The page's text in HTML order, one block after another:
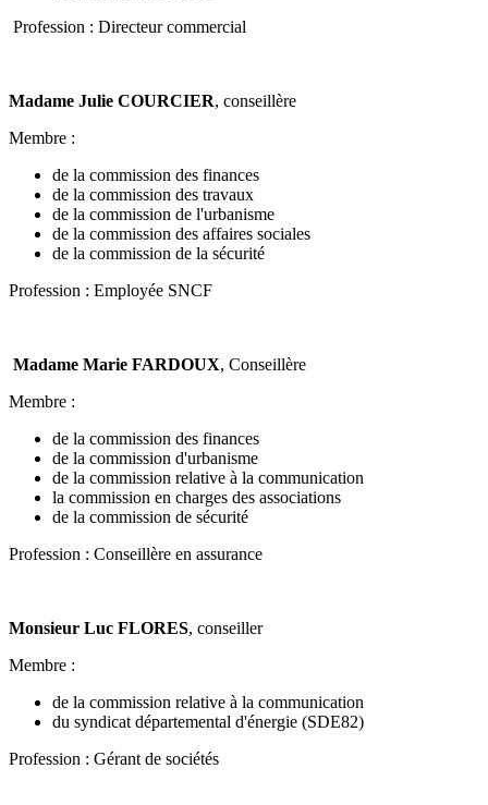
Profession : Directeur commercial
Madame Julie COURCIER, conseillère
Membre :
de la commission des finances
de la commission des travaux
de la commission de l'urbanisme
de la commission des affaires sociales
de la commission de la sécurité
Profession : Employée SNCF
Madame Marie FARDOUX, Conseillère
Membre :
de la commission des finances
de la commission d'urbanisme
de la commission relative à la communication
la commission en charges des associations
de la commission de sécurité
Profession : Conseillère en assurance
Monsieur Luc FLORES, conseiller
Membre :
de la commission relative à la communication
du syndicat départemental d'énergie (SDE82)
Profession : Gérant de sociétés